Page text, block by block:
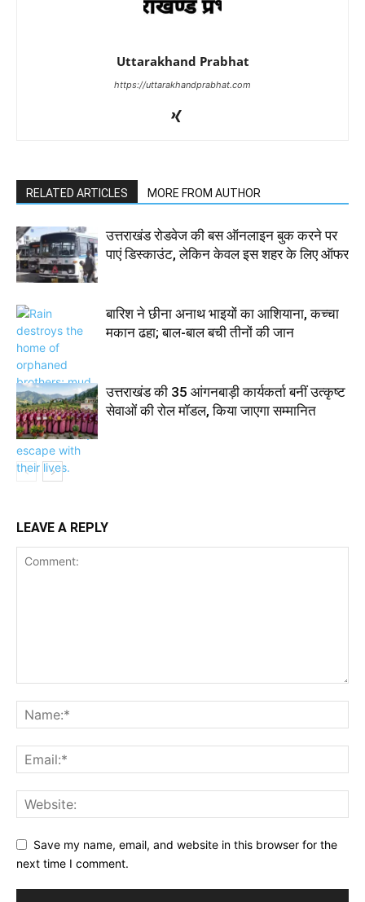
Uttarakhand Prabhat
https://uttarakhandprabhat.com
RELATED ARTICLES MORE FROM AUTHOR
उत्तराखंड रोडवेज की बस ऑनलाइन बुक करने पर
पाएं डिस्काउंट, लेकिन केवल इस शहर के लिए ऑफर
बारिश ने छीना अनाथ भाइयों का आशियाना, कच्चा
मकान ढहा; बाल-बाल बची तीनों की जान
उत्तराखंड की 35 आंगनबाड़ी कार्यकर्ता बनीं उत्कृष्ट
सेवाओं की रोल मॉडल, किया जाएगा सम्मानित
LEAVE A REPLY
Save my name, email, and website in this browser for the
next time I comment.